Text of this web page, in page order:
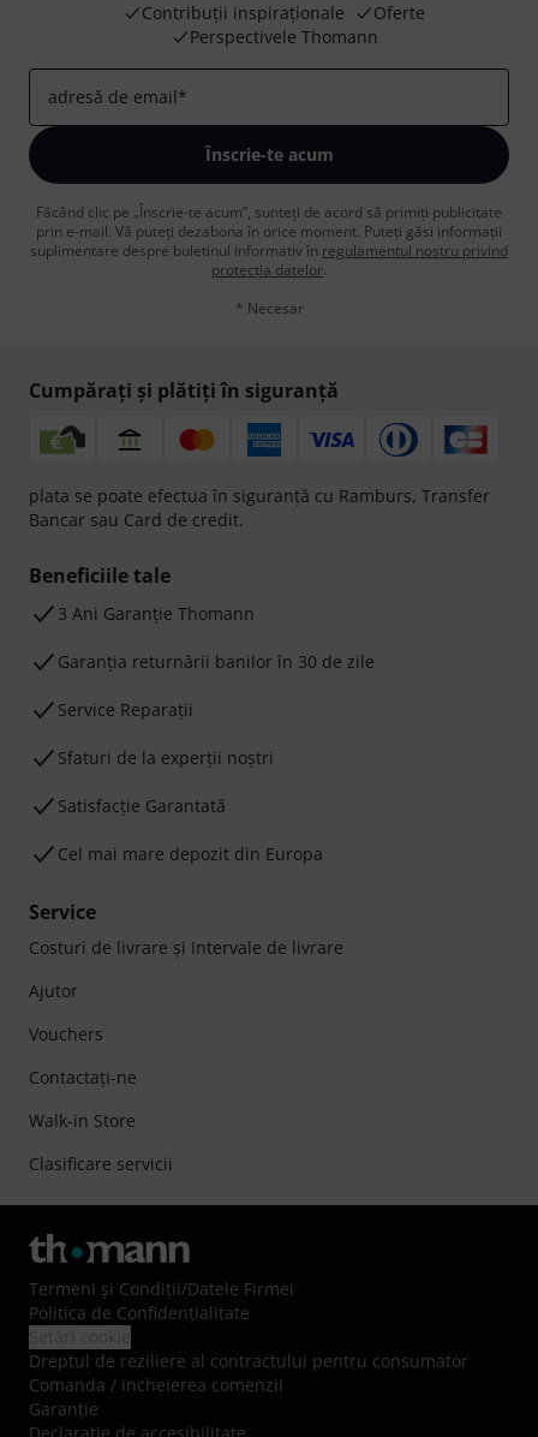
Contribuții inspiraționale
Oferte
Perspectivele Thomann
adresă de email*
Înscrie-te acum
Făcând clic pe „Înscrie-te acum”, sunteți de acord să primiți publicitate
prin e-mail. Vă puteți dezabona în orice moment. Puteți găsi informații
suplimentare despre buletinul informativ în regulamentul nostru privind
protecția datelor.
* Necesar
Cumpărați și plătiți în siguranță
plata se poate efectua în siguranță cu Ramburs, Transfer
Bancar sau Card de credit.
Beneficiile tale
3 Ani Garanție Thomann
Garanţia returnării banilor în 30 de zile
Service Reparații
Sfaturi de la experții noștri
Satisfacție Garantată
Cel mai mare depozit din Europa
Service
Costuri de livrare şi Intervale de livrare
Ajutor
Vouchers
Contactaţi-ne
Walk-in Store
Clasificare servicii
Termeni şi Condiţii/Datele Firmei
Politica de Confidenţialitate
Dreptul de reziliere al contractului pentru consumator
Comanda / incheierea comenzii
Garanție